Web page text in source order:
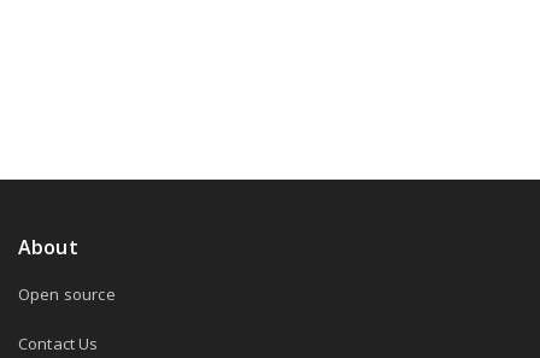
About
Open source
Contact Us